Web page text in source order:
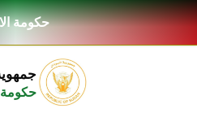
حكومة
حكومة